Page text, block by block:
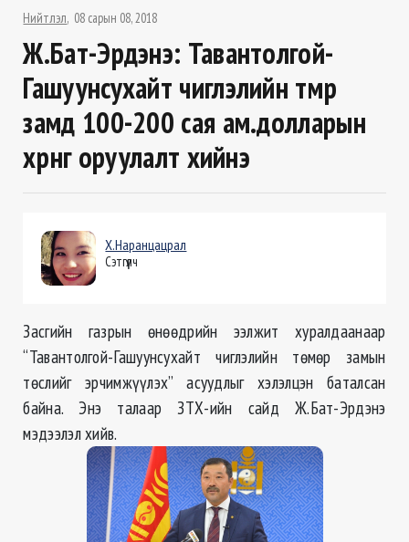
Нийтлэл 08 сарын 08, 2018
Ж.Бат-Эрдэнэ: Тавантолгой-
Гашуунсухайт чиглэлийн төмөр
замд 100-200 сая ам.долларын
хөрөнгө оруулалт хийнэ
Х.Наранцацрал
Сэтгүүлч
Засгийн газрын өнөөдрийн ээлжит хуралдаанаар
“Тавантолгой-Гашуунсухайт чиглэлийн төмөр замын
төслийг эрчимжүүлэх” асуудлыг хэлэлцэн баталсан
байна. Энэ талаар ЗТХ-ийн сайд Ж.Бат-Эрдэнэ
мэдээлэл хийв.